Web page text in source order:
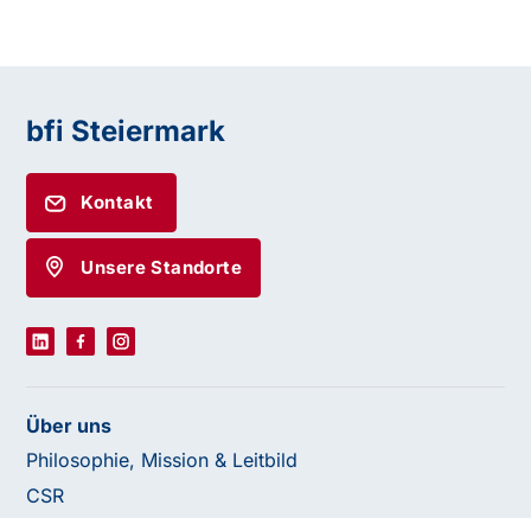
bfi Steiermark
Kontakt
Unsere Standorte
Über uns
Philosophie, Mission & Leitbild
CSR